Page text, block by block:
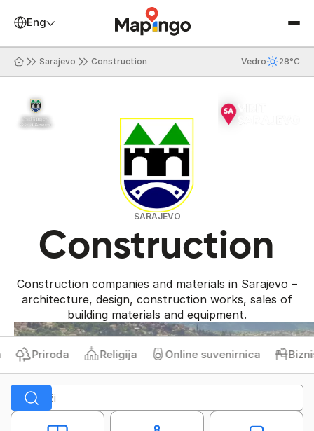
English
Sarajevo Construction Vedro 28°C
SARAJEVO
Construction
Construction companies and materials in Sarajevo –
architecture, design, construction works, sales of
building materials and equipment.
Priroda Religija Online suvenirnica Biznis